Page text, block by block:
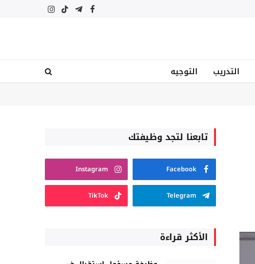
فيسبوكتيلقرامتيكتوكالانستغرام
التدريب التوجيه
تابعنا لتجد وظيفتك
Facebook
Instagram
Telegram
TikTok
الأكثر قراءة